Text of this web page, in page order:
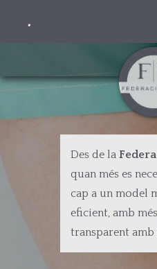
principal
.
Des de la
quan més es
cap a un model
eficient, amb
transparent